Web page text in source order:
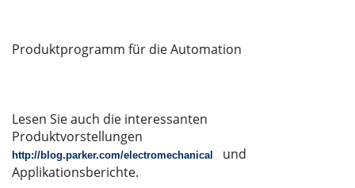
Produktprogramm für die Automation
Lesen Sie auch die interessanten
Produktvorstellungen
http://blog.parker.com/electromechanical
und
Applikationsberichte.